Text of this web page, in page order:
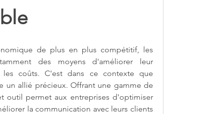
de plus en plus compétitif, les
des moyens d'améliorer leur
un allié précieux. Offrant une gamme de
outil permet aux entreprises d'optimiser
la communication avec leurs clients